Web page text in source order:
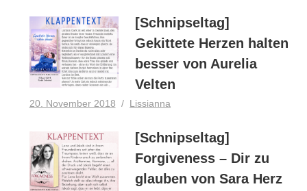
[Schnipseltag]
Gekittete Herzen halten
besser von Aurelia
Velten
20. November 2018 Lissianna
[Schnipseltag]
Forgiveness – Dir zu
glauben von Sara Herz